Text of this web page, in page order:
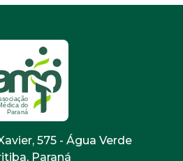
575 - Água Verde
Paraná